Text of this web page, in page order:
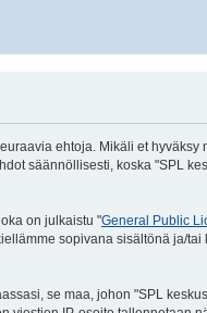
ehtoja. Mikäli et
säännöllisesti, koska "SPL
on julkaistu "General Public
sopivana sisältönä ja/
se maa, johon "SPL